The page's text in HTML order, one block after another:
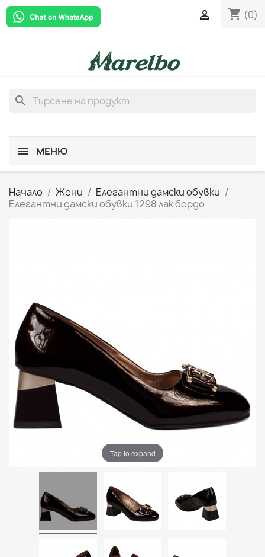
shopping_cart (0)

search
МЕНЮ
Начало Жени
Елегантни дамски обувки
Елегантни дамски обувки 1298 лак бордо
Tap to expand